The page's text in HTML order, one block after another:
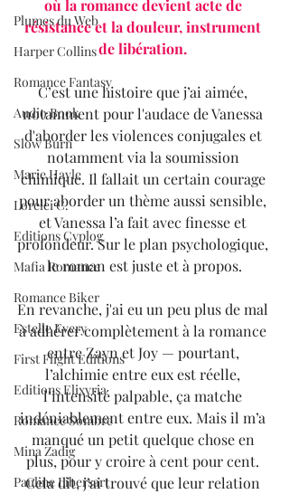
Plumes du Web
Harper Collins
Romance Fantasy
Audio Book
Slow Burn
Marie Hayle
Lorelei C.
Editions Cyplog
Mafia Romance
Romance Biker
Estelle Every
First Flight Editions
Editions Elixyria
Romance Sombre
Mina Zadig
Pauline Libersart
où la romance devient acte de
résistance et la douleur, instrument
de libération.
C’est une histoire que j’ai aimée,
notamment pour l'audace de Vanessa
d'aborder les violences conjugales et
notamment via la soumission
chimique. Il fallait un certain courage
pour aborder un thème aussi sensible,
et Vanessa l’a fait avec finesse et
profondeur. Sur le plan psychologique,
le roman est juste et à propos.
En revanche, j'ai eu un peu plus de mal
à adhérer complètement à la romance
entre Zayn et Joy — pourtant,
l’alchimie entre eux est réelle,
l’intensité palpable, ça matche
indéniablement entre eux. Mais il m’a
manqué un petit quelque chose en
plus, pour y croire à cent pour cent.
Cela dit, j’ai trouvé que leur relation